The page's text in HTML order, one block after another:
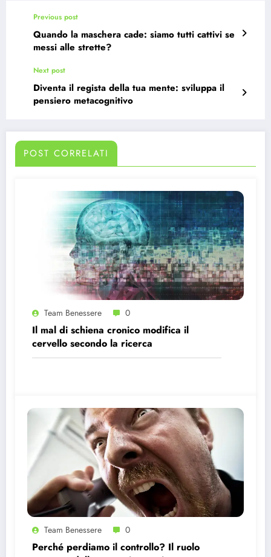
Previous post
Quando la maschera cade: siamo tutti cattivi se
messi alle strette?
Next post
Diventa il regista della tua mente: sviluppa il
pensiero metacognitivo
POST CORRELATI
Team Benessere 0
Il mal di schiena cronico modifica il
cervello secondo la ricerca
Team Benessere 0
Perché perdiamo il controllo? Il ruolo